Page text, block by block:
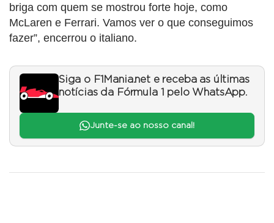
briga com quem se mostrou forte hoje, como
McLaren e Ferrari. Vamos ver o que conseguimos
fazer”, encerrou o italiano.
Siga o F1Mania.net e receba as últimas
notícias da Fórmula 1 pelo WhatsApp.
Junte-se ao nosso canal!